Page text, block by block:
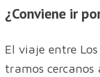
¿Conviene ir
El viaje entre
tramos cercanos